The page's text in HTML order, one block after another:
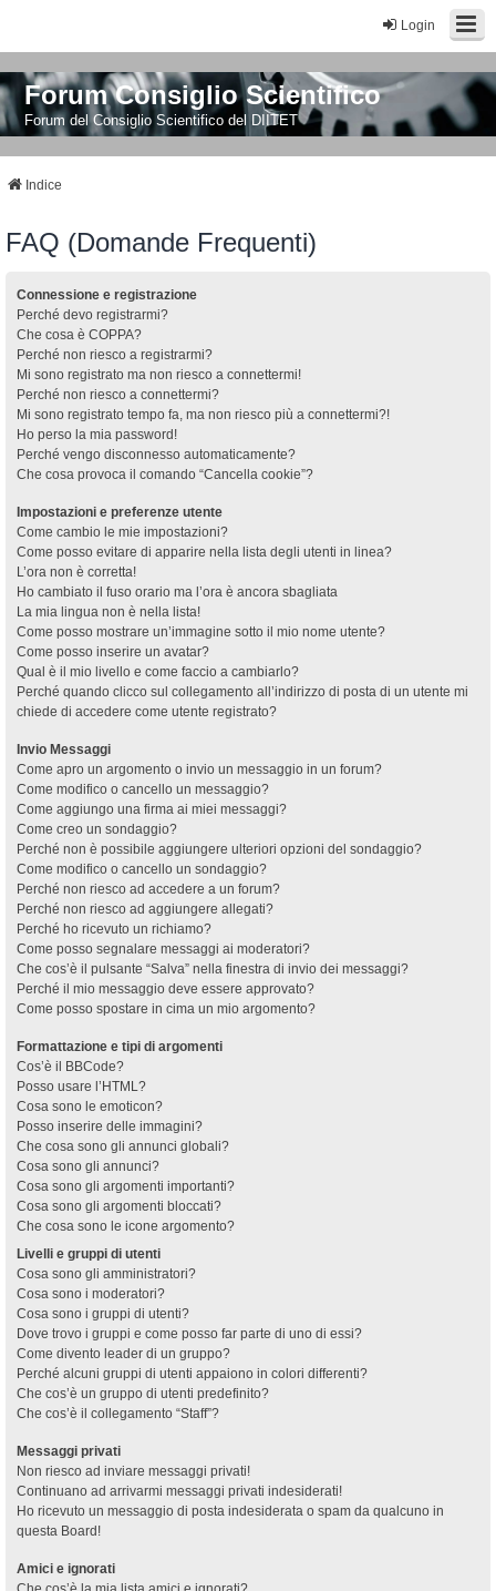
Login
Forum Consiglio Scientifico
Forum del Consiglio Scientifico del DIITET
Indice
FAQ (Domande Frequenti)
Connessione e registrazione
Perché devo registrarmi?
Che cosa è COPPA?
Perché non riesco a registrarmi?
Mi sono registrato ma non riesco a connettermi!
Perché non riesco a connettermi?
Mi sono registrato tempo fa, ma non riesco più a connettermi?!
Ho perso la mia password!
Perché vengo disconnesso automaticamente?
Che cosa provoca il comando “Cancella cookie”?
Impostazioni e preferenze utente
Come cambio le mie impostazioni?
Come posso evitare di apparire nella lista degli utenti in linea?
L’ora non è corretta!
Ho cambiato il fuso orario ma l’ora è ancora sbagliata
La mia lingua non è nella lista!
Come posso mostrare un’immagine sotto il mio nome utente?
Come posso inserire un avatar?
Qual è il mio livello e come faccio a cambiarlo?
Perché quando clicco sul collegamento all’indirizzo di posta di un utente mi
chiede di accedere come utente registrato?
Invio Messaggi
Come apro un argomento o invio un messaggio in un forum?
Come modifico o cancello un messaggio?
Come aggiungo una firma ai miei messaggi?
Come creo un sondaggio?
Perché non è possibile aggiungere ulteriori opzioni del sondaggio?
Come modifico o cancello un sondaggio?
Perché non riesco ad accedere a un forum?
Perché non riesco ad aggiungere allegati?
Perché ho ricevuto un richiamo?
Come posso segnalare messaggi ai moderatori?
Che cos’è il pulsante “Salva” nella finestra di invio dei messaggi?
Perché il mio messaggio deve essere approvato?
Come posso spostare in cima un mio argomento?
Formattazione e tipi di argomenti
Cos’è il BBCode?
Posso usare l’HTML?
Cosa sono le emoticon?
Posso inserire delle immagini?
Che cosa sono gli annunci globali?
Cosa sono gli annunci?
Cosa sono gli argomenti importanti?
Cosa sono gli argomenti bloccati?
Che cosa sono le icone argomento?
Livelli e gruppi di utenti
Cosa sono gli amministratori?
Cosa sono i moderatori?
Cosa sono i gruppi di utenti?
Dove trovo i gruppi e come posso far parte di uno di essi?
Come divento leader di un gruppo?
Perché alcuni gruppi di utenti appaiono in colori differenti?
Che cos’è un gruppo di utenti predefinito?
Che cos’è il collegamento “Staff”?
Messaggi privati
Non riesco ad inviare messaggi privati!
Continuano ad arrivarmi messaggi privati indesiderati!
Ho ricevuto un messaggio di posta indesiderata o spam da qualcuno in
questa Board!
Amici e ignorati